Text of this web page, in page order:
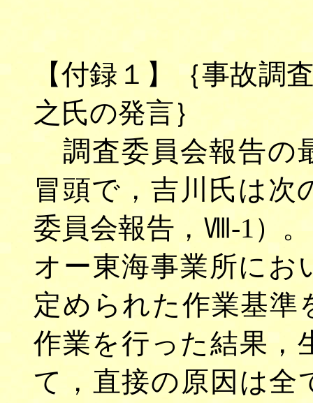
【付録１】｛事故調
之氏の発言｝
調査委員会報告の
冒頭で，吉川氏は次
委員会報告，Ⅷ-1）
オー東海事業所にお
定められた作業基準
作業を行った結果，
て，直接の原因は全